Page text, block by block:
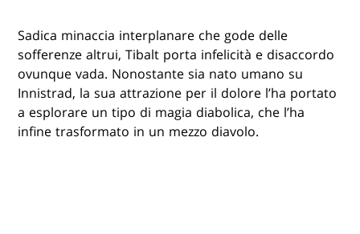
Sadica minaccia interplanare che gode delle
sofferenze altrui, Tibalt porta infelicità e disaccordo
ovunque vada. Nonostante sia nato umano su
Innistrad, la sua attrazione per il dolore l’ha portato
a esplorare un tipo di magia diabolica, che l’ha
infine trasformato in un mezzo diavolo.